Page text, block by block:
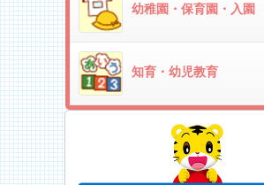
幼稚園・保育園・入園
知育・幼児教育